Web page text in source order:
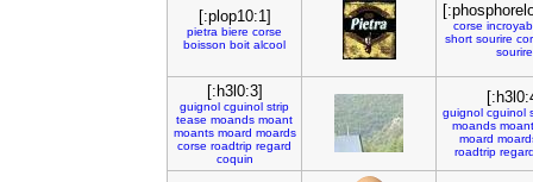
[:plop10:1]
pietra biere corse
boisson boit alcool
corse
short sourire
sourire
[:h3l0:3]
guignol cguinol strip
tease moands moant
moants moard moards
corse roadtrip regard
coquin
guignol cguinol
moands moant
moard
roadtrip